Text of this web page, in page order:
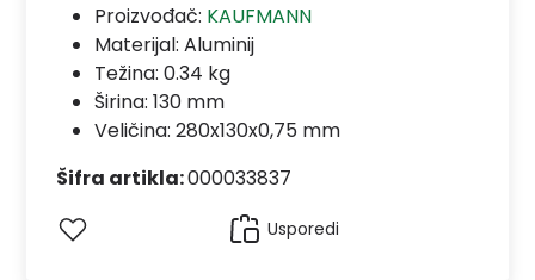
Proizvođač: KAUFMANN
Materijal: Aluminij
Težina: 0.34 kg
Širina: 130 mm
Veličina: 280x130x0,75 mm
Šifra artikla:000033837
Usporedi